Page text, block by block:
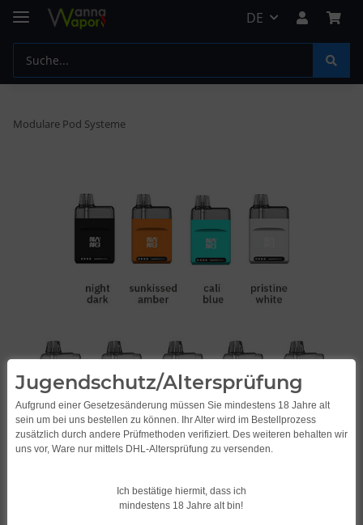
DE
Modulare Pod Systeme
Jugendschutz/Altersprüfung
Aufgrund einer Gesetzesänderung müssen Sie mindestens 18 Jahre alt
sein um bei uns bestellen zu können. Ihr Alter wird im Bestellprozess
zusätzlich durch andere Prüfmethoden verifiziert. Des weiteren behalten wir
uns vor, Ware nur mittels DHL-Altersprüfung zu versenden.
Ich bestätige hiermit, dass ich
mindestens 18 Jahre alt bin!